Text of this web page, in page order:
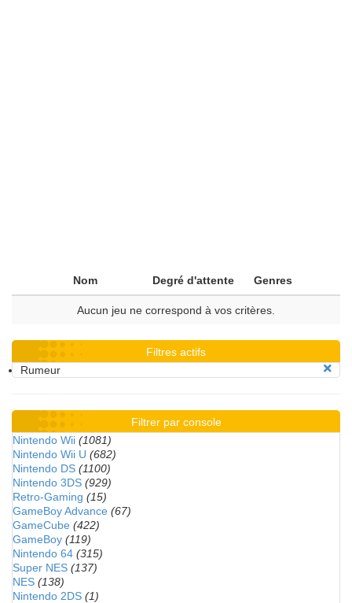
Nom Degré d'attente Genres
Aucun jeu ne correspond à vos critères.
Filtres actifs
Rumeur
Filtrer par console
Nintendo Wii (1081)
Nintendo Wii U (682)
Nintendo DS (1100)
Nintendo 3DS (929)
Retro-Gaming (15)
GameBoy Advance (67)
GameCube (422)
GameBoy (119)
Nintendo 64 (315)
Super NES (137)
NES (138)
Nintendo 2DS (1)